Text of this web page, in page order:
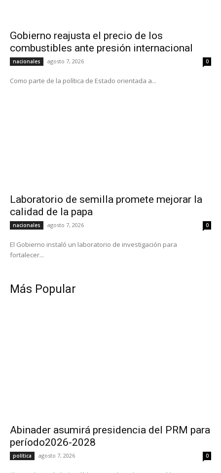
Gobierno reajusta el precio de los
combustibles ante presión internacional
nacionales agosto 7, 2026 0
Como parte de la política de Estado orientada a...
Laboratorio de semilla promete mejorar la
calidad de la papa
nacionales agosto 7, 2026 0
El Gobierno instaló un laboratorio de investigación para
fortalecer...
Más Popular
Abinader asumirá presidencia del PRM para
período2026-2028
política agosto 7, 2026 0